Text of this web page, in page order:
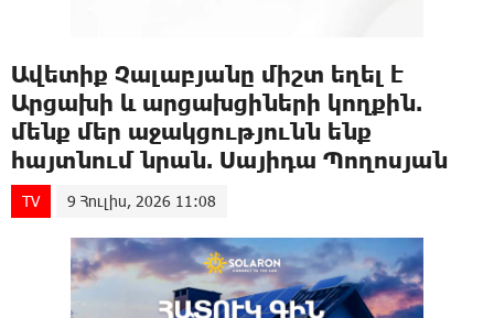
Ավետիք Չալաբյանը միշտ եղել է
Արցախի և արցախցիների կողքին.
մենք մեր աջակցությունն ենք
հայտնում նրան. Սայիդա Պողոսյան
TV 9 Հուլիս, 2026 11:08